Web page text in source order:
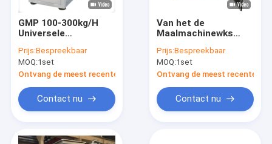
GMP 100-300kg/H
Universele
- besparing
Regelbaar Mesh Food
Pulverizer
Prijs:Bespreekbaar
MOQ:1set
Ontvang de meest recente Prijs
Contact nu
Van het de
Maalmachinewks
van Ce 200-1000kg/H
de Universele Molen
Electric
Prijs:Bespreekbaar
MOQ:1set
Ontvang de meest recente
Contact nu